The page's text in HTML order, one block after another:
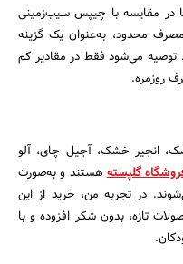
در مقایسه با چیپس سیب‌زمینی
محدود، به‌عنوان یک گزینه
می‌شود فقط در مقادیر کم
روزمره.
انجیر خشک، آجیل چای، آلو
گلپستههستند و به‌صورت
در تجربه من، خرید از این
تازه، بدون شکر افزوده و با